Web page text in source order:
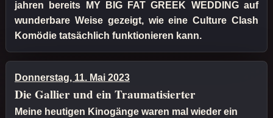
jahren bereits MY BIG FAT GREEK WEDDING auf
wunderbare Weise gezeigt, wie eine Culture Clash
Komödie tatsächlich funktionieren kann.
Donnerstag, 11. Mai 2023
Die Gallier und ein Traumatisierter
Meine heutigen Kinogänge waren mal wieder ein